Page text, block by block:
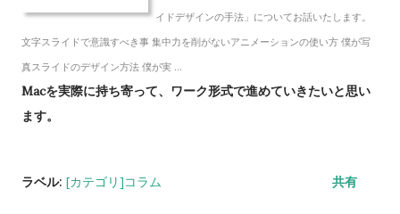
イドデザインの手法」についてお話いたします。
文字スライドで意識すべき事 集中力を削がないアニメーションの使い方 僕が写
真スライドのデザイン方法 僕が実 ...
Macを実際に持ち寄って、ワーク形式で進めていきたいと思い
ます。
ラベル: [カテゴリ]コラム 共有